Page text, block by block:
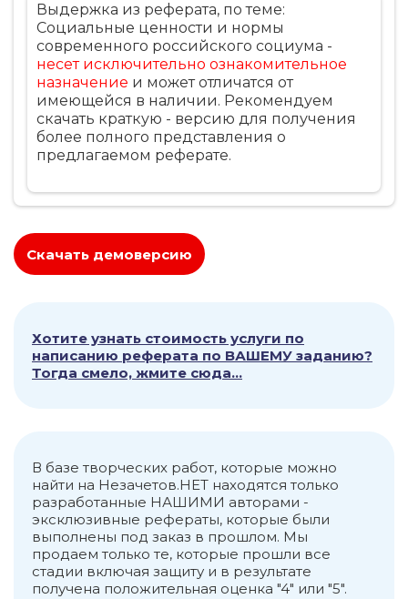
Выдержка из реферата, по теме:
Социальные ценности и нормы
современного российского социума -
несет исключительно ознакомительное
назначение и может отличатся от
имеющейся в наличии. Рекомендуем
скачать краткую - версию для получения
более полного представления о
предлагаемом реферате.
Скачать демоверсию
Хотите узнать стоимость услуги по
написанию реферата по ВАШЕМУ заданию?
Тогда смело, жмите сюда...
В базе творческих работ, которые можно
найти на Незачетов.НЕТ находятся только
разработанные НАШИМИ авторами -
эксклюзивные рефераты, которые были
выполнены под заказ в прошлом. Мы
продаем только те, которые прошли все
стадии включая защиту и в результате
получена положительная оценка "4" или "5".